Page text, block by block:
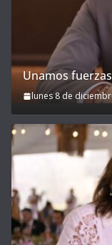
Unamos
lunes 8 de